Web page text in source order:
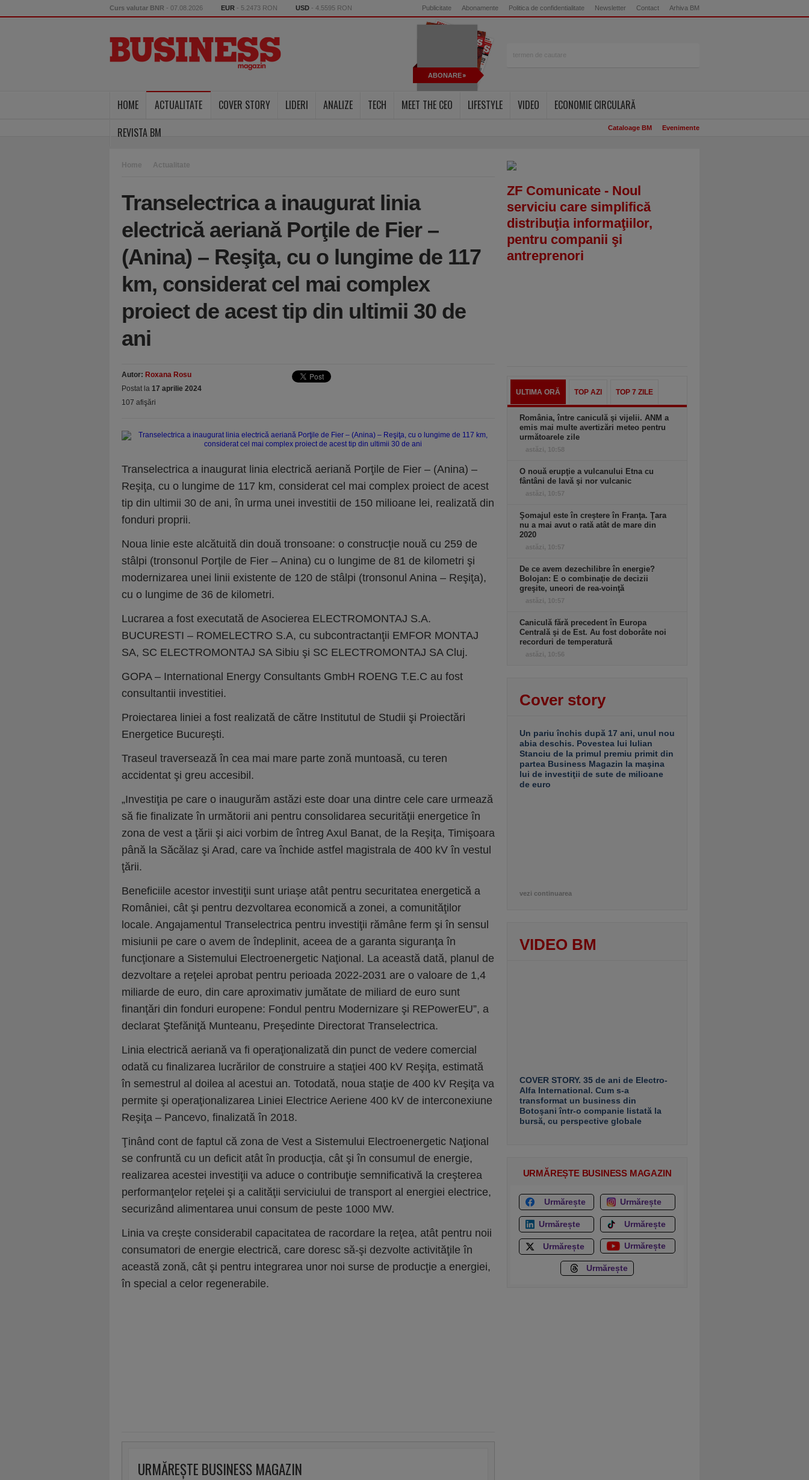
Curs valutar BNR - 07.08.2026 EUR - 5.2473 RON USD - 4.5595 RON Publicitate Abonamente Politica de confidentialitate Newsletter Contact Arhiva BM
ABONARE
HOME ACTUALITATE COVER STORY LIDERI ANALIZE TECH MEET THE CEO LIFESTYLE VIDEO
ECONOMIE CIRCULARĂ
REVISTA BM
Cataloage BM Evenimente
Home Actualitate
Transelectrica a inaugurat linia
electrică aeriană Porţile de Fier –
(Anina) – Reşiţa, cu o lungime de 117
km, considerat cel mai complex
proiect de acest tip din ultimii 30 de
ani
Autor: Roxana Rosu
Postat la 17 aprilie 2024
107 afişări
Transelectrica a inaugurat linia electrică aeriană Porţile de Fier – (Anina) –
Reşiţa, cu o lungime de 117 km, considerat cel mai complex proiect de acest
tip din ultimii 30 de ani, în urma unei investitii de 150 milioane lei, realizată din
fonduri proprii.
Noua linie este alcătuită din două tronsoane: o construcţie nouă cu 259 de
stâlpi (tronsonul Porţile de Fier – Anina) cu o lungime de 81 de kilometri şi
modernizarea unei linii existente de 120 de stâlpi (tronsonul Anina – Reşiţa),
cu o lungime de 36 de kilometri.
Lucrarea a fost executată de Asocierea ELECTROMONTAJ S.A.
BUCURESTI – ROMELECTRO S.A, cu subcontractanţii EMFOR MONTAJ
SA, SC ELECTROMONTAJ SA Sibiu şi SC ELECTROMONTAJ SA Cluj.
GOPA – International Energy Consultants GmbH ROENG T.E.C au fost
consultantii investitiei.
Proiectarea liniei a fost realizată de către Institutul de Studii şi Proiectări
Energetice Bucureşti.
Traseul traversează în cea mai mare parte zonă muntoasă, cu teren
accidentat şi greu accesibil.
„Investiţia pe care o inaugurăm astăzi este doar una dintre cele care urmează
să fie finalizate în următorii ani pentru consolidarea securităţii energetice în
zona de vest a ţării şi aici vorbim de întreg Axul Banat, de la Reşiţa, Timişoara
până la Săcălaz şi Arad, care va închide astfel magistrala de 400 kV în vestul
ţării.
Beneficiile acestor investiţii sunt uriaşe atât pentru securitatea energetică a
României, cât şi pentru dezvoltarea economică a zonei, a comunităţilor
locale. Angajamentul Transelectrica pentru investiţii rămâne ferm şi în sensul
misiunii pe care o avem de îndeplinit, aceea de a garanta siguranţa în
funcţionare a Sistemului Electroenergetic Naţional. La această dată, planul de
dezvoltare a reţelei aprobat pentru perioada 2022-2031 are o valoare de 1,4
miliarde de euro, din care aproximativ jumătate de miliard de euro sunt
finanţări din fonduri europene: Fondul pentru Modernizare şi REPowerEU”, a
declarat Ştefăniţă Munteanu, Preşedinte Directorat Transelectrica.
Linia electrică aeriană va fi operaţionalizată din punct de vedere comercial
odată cu finalizarea lucrărilor de construire a staţiei 400 kV Reşiţa, estimată
în semestrul al doilea al acestui an. Totodată, noua staţie de 400 kV Reşiţa va
permite şi operaţionalizarea Liniei Electrice Aeriene 400 kV de interconexiune
Reşiţa – Pancevo, finalizată în 2018.
Ţinând cont de faptul că zona de Vest a Sistemului Electroenergetic Naţional
se confruntă cu un deficit atât în producţia, cât şi în consumul de energie,
realizarea acestei investiţii va aduce o contribuţie semnificativă la creşterea
performanţelor reţelei şi a calităţii serviciului de transport al energiei electrice,
securizând alimentarea unui consum de peste 1000 MW.
Linia va creşte considerabil capacitatea de racordare la reţea, atât pentru noii
consumatori de energie electrică, care doresc să-şi dezvolte activităţile în
această zonă, cât şi pentru integrarea unor noi surse de producţie a energiei,
în special a celor regenerabile.
URMĂREȘTE BUSINESS MAGAZIN
ZF Comunicate - Noul
serviciu care simplifică
distribuţia informaţiilor,
pentru companii şi
antreprenori
ULTIMA ORĂ TOP AZI TOP 7 ZILE
România, între caniculă şi vijelii. ANM a
emis mai multe avertizări meteo pentru
următoarele zile
astăzi, 10:58
O nouă erupţie a vulcanului Etna cu
fântâni de lavă şi nor vulcanic
astăzi, 10:57
Şomajul este în creştere în Franţa. Ţara
nu a mai avut o rată atât de mare din
2020
astăzi, 10:57
De ce avem dezechilibre în energie?
Bolojan: E o combinaţie de decizii
greşite, uneori de rea-voinţă
astăzi, 10:57
Caniculă fără precedent în Europa
Centrală şi de Est. Au fost doborâte noi
recorduri de temperatură
astăzi, 10:56
Cover story
Un pariu închis după 17 ani, unul nou
abia deschis. Povestea lui Iulian
Stanciu de la primul premiu primit din
partea Business Magazin la maşina
lui de investiţii de sute de milioane
de euro
vezi continuarea
VIDEO BM
COVER STORY. 35 de ani de Electro-
Alfa International. Cum s-a
transformat un business din
Botoşani într-o companie listată la
bursă, cu perspective globale
URMĂREȘTE BUSINESS MAGAZIN
Urmărește Urmărește
Urmărește Urmărește
Urmărește Urmărește
Urmărește